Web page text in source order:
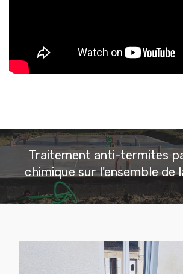
Traitement anti-termites
chimique sur l'ensemble de